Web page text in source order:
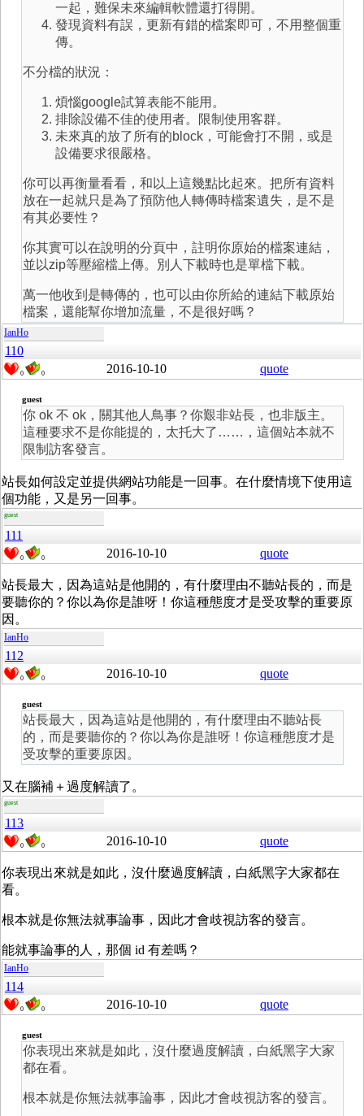
一起，難保未來編輯軟體還打得開。
發現資料有誤，更新有錯的檔案即可，不用整個重
傳。
不分檔的狀況：
煩惱google試算表能不能用。
排除設備不佳的使用者。限制使用客群。
未來真的放了所有的block，可能會打不開，或是
設備要求很嚴格。
你可以再衡量看看，和以上這幾點比起來。把所有資料
放在一起就只是為了預防他人轉傳時檔案遺失，是不是
有其必要性？
你其實可以在說明的分頁中，註明你原始的檔案連結，
並以zip等壓縮檔上傳。別人下載時也是單檔下載。
萬一他收到是轉傳的，也可以由你所給的連結下載原始
檔案，還能幫你增加流量，不是很好嗎？
IanHo
110
0 0 2016-10-10 quote
guest
你 ok 不 ok，關其他人鳥事？你艱非站長，也非版主。
這種要求不是你能提的，太托大了……，這個站本就不
限制訪客發言。
站長如何設定並提供網站功能是一回事。在什麼情境下使用這
個功能，又是另一回事。
guest
111
0 0 2016-10-10 quote
站長最大，因為這站是他開的，有什麼理由不聽站長的，而是
要聽你的？你以為你是誰呀！你這種態度才是受攻擊的重要原
因。
IanHo
112
0 0 2016-10-10 quote
guest
站長最大，因為這站是他開的，有什麼理由不聽站長
的，而是要聽你的？你以為你是誰呀！你這種態度才是
受攻擊的重要原因。
又在腦補＋過度解讀了。
guest
113
0 0 2016-10-10 quote
你表現出來就是如此，沒什麼過度解讀，白紙黑字大家都在
看。
根本就是你無法就事論事，因此才會歧視訪客的發言。
能就事論事的人，那個 id 有差嗎？
IanHo
114
0 0 2016-10-10 quote
guest
你表現出來就是如此，沒什麼過度解讀，白紙黑字大家
都在看。
根本就是你無法就事論事，因此才會歧視訪客的發言。